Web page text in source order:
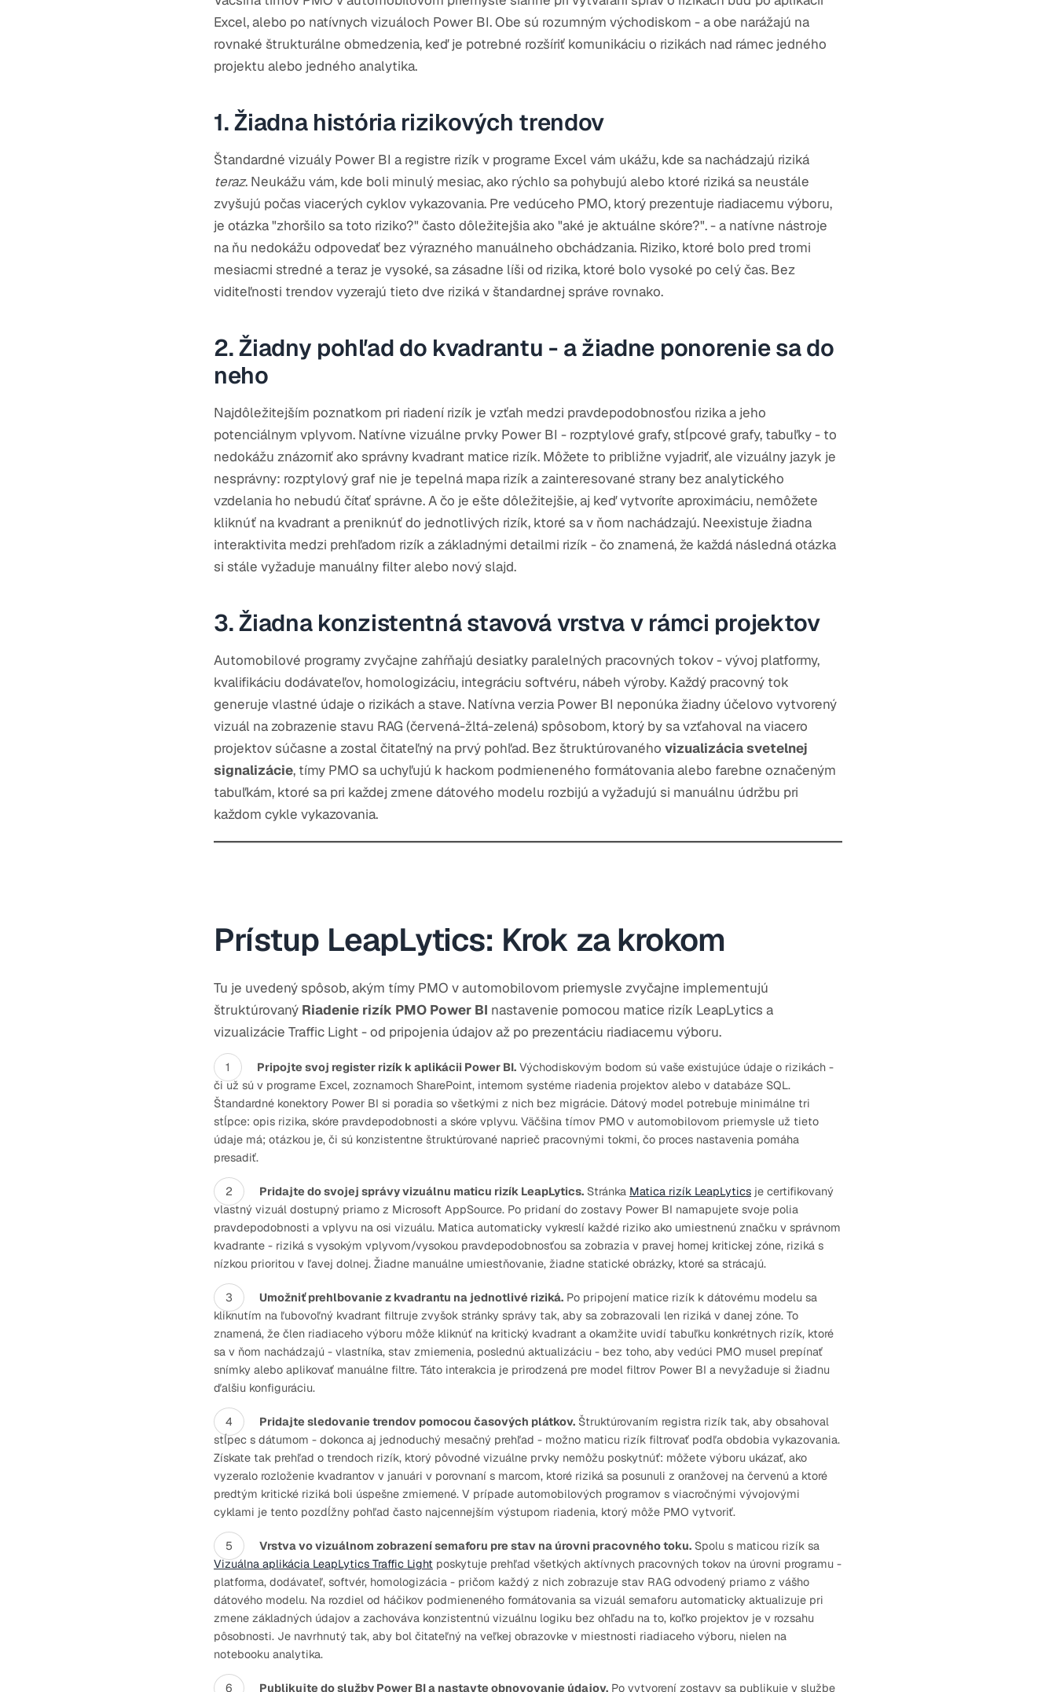
Excel, alebo po natívnych vizuáloch Power BI. Obe sú rozumným východiskom - a obe narážajú na
rovnaké štrukturálne obmedzenia, keď je potrebné rozšíriť komunikáciu o rizikách nad rámec jedného
projektu alebo jedného analytika.
1. Žiadna história rizikových trendov
Štandardné vizuály Power BI a registre rizík v programe Excel vám ukážu, kde sa nachádzajú riziká
teraz. Neukážu vám, kde boli minulý mesiac, ako rýchlo sa pohybujú alebo ktoré riziká sa neustále
zvyšujú počas viacerých cyklov vykazovania. Pre vedúceho PMO, ktorý prezentuje riadiacemu výboru,
je otázka "zhoršilo sa toto riziko?" často dôležitejšia ako "aké je aktuálne skóre?". - a natívne nástroje
na ňu nedokážu odpovedať bez výrazného manuálneho obchádzania. Riziko, ktoré bolo pred tromi
mesiacmi stredné a teraz je vysoké, sa zásadne líši od rizika, ktoré bolo vysoké po celý čas. Bez
viditeľnosti trendov vyzerajú tieto dve riziká v štandardnej správe rovnako.
2. Žiadny pohľad do kvadrantu - a žiadne ponorenie sa do
neho
Najdôležitejším poznatkom pri riadení rizík je vzťah medzi pravdepodobnosťou rizika a jeho
potenciálnym vplyvom. Natívne vizuálne prvky Power BI - rozptylové grafy, stĺpcové grafy, tabuľky - to
nedokážu znázorniť ako správny kvadrant matice rizík. Môžete to približne vyjadriť, ale vizuálny jazyk je
nesprávny: rozptylový graf nie je tepelná mapa rizík a zainteresované strany bez analytického
vzdelania ho nebudú čítať správne. A čo je ešte dôležitejšie, aj keď vytvoríte aproximáciu, nemôžete
kliknúť na kvadrant a preniknúť do jednotlivých rizík, ktoré sa v ňom nachádzajú. Neexistuje žiadna
interaktivita medzi prehľadom rizík a základnými detailmi rizík - čo znamená, že každá následná otázka
si stále vyžaduje manuálny filter alebo nový slajd.
3. Žiadna konzistentná stavová vrstva v rámci projektov
Automobilové programy zvyčajne zahŕňajú desiatky paralelných pracovných tokov - vývoj platformy,
kvalifikáciu dodávateľov, homologizáciu, integráciu softvéru, nábeh výroby. Každý pracovný tok
generuje vlastné údaje o rizikách a stave. Natívna verzia Power BI neponúka žiadny účelovo vytvorený
vizuál na zobrazenie stavu RAG (červená-žltá-zelená) spôsobom, ktorý by sa vzťahoval na viacero
projektov súčasne a zostal čitateľný na prvý pohľad. Bez štruktúrovaného vizualizácia svetelnej
signalizácie, tímy PMO sa uchyľujú k hackom podmieneného formátovania alebo farebne označeným
tabuľkám, ktoré sa pri každej zmene dátového modelu rozbijú a vyžadujú si manuálnu údržbu pri
každom cykle vykazovania.
Prístup LeapLytics: Krok za krokom
Tu je uvedený spôsob, akým tímy PMO v automobilovom priemysle zvyčajne implementujú
štruktúrovaný Riadenie rizík PMO Power BI nastavenie pomocou matice rizík LeapLytics a
vizualizácie Traffic Light - od pripojenia údajov až po prezentáciu riadiacemu výboru.
Pripojte svoj register rizík k aplikácii Power BI. Východiskovým bodom sú vaše existujúce údaje o rizikách -
či už sú v programe Excel, zoznamoch SharePoint, internom systéme riadenia projektov alebo v databáze SQL.
Štandardné konektory Power BI si poradia so všetkými z nich bez migrácie. Dátový model potrebuje minimálne tri
stĺpce: opis rizika, skóre pravdepodobnosti a skóre vplyvu. Väčšina tímov PMO v automobilovom priemysle už tieto
údaje má; otázkou je, či sú konzistentne štruktúrované naprieč pracovnými tokmi, čo proces nastavenia pomáha
presadiť.
Pridajte do svojej správy vizuálnu maticu rizík LeapLytics. Stránka Matica rizík LeapLytics je certifikovaný
vlastný vizuál dostupný priamo z Microsoft AppSource. Po pridaní do zostavy Power BI namapujete svoje polia
pravdepodobnosti a vplyvu na osi vizuálu. Matica automaticky vykreslí každé riziko ako umiestnenú značku v správnom
kvadrante - riziká s vysokým vplyvom/vysokou pravdepodobnosťou sa zobrazia v pravej hornej kritickej zóne, riziká s
nízkou prioritou v ľavej dolnej. Žiadne manuálne umiestňovanie, žiadne statické obrázky, ktoré sa strácajú.
Umožniť prehlbovanie z kvadrantu na jednotlivé riziká. Po pripojení matice rizík k dátovému modelu sa
kliknutím na ľubovoľný kvadrant filtruje zvyšok stránky správy tak, aby sa zobrazovali len riziká v danej zóne. To
znamená, že člen riadiaceho výboru môže kliknúť na kritický kvadrant a okamžite uvidí tabuľku konkrétnych rizík, ktoré
sa v ňom nachádzajú - vlastníka, stav zmiernenia, poslednú aktualizáciu - bez toho, aby vedúci PMO musel prepínať
snímky alebo aplikovať manuálne filtre. Táto interakcia je prirodzená pre model filtrov Power BI a nevyžaduje si žiadnu
ďalšiu konfiguráciu.
Pridajte sledovanie trendov pomocou časových plátkov. Štruktúrovaním registra rizík tak, aby obsahoval
stĺpec s dátumom - dokonca aj jednoduchý mesačný prehľad - možno maticu rizík filtrovať podľa obdobia vykazovania.
Získate tak prehľad o trendoch rizík, ktorý pôvodné vizuálne prvky nemôžu poskytnúť: môžete výboru ukázať, ako
vyzeralo rozloženie kvadrantov v januári v porovnaní s marcom, ktoré riziká sa posunuli z oranžovej na červenú a ktoré
predtým kritické riziká boli úspešne zmiernené. V prípade automobilových programov s viacročnými vývojovými
cyklami je tento pozdĺžny pohľad často najcennejším výstupom riadenia, ktorý môže PMO vytvoriť.
Vrstva vo vizuálnom zobrazení semaforu pre stav na úrovni pracovného toku. Spolu s maticou rizík sa
Vizuálna aplikácia LeapLytics Traffic Light poskytuje prehľad všetkých aktívnych pracovných tokov na úrovni programu -
platforma, dodávateľ, softvér, homologizácia - pričom každý z nich zobrazuje stav RAG odvodený priamo z vášho
dátového modelu. Na rozdiel od háčikov podmieneného formátovania sa vizuál semaforu automaticky aktualizuje pri
zmene základných údajov a zachováva konzistentnú vizuálnu logiku bez ohľadu na to, koľko projektov je v rozsahu
pôsobnosti. Je navrhnutý tak, aby bol čitateľný na veľkej obrazovke v miestnosti riadiaceho výboru, nielen na
notebooku analytika.
Publikujte do služby Power BI a nastavte obnovovanie údajov. Po vytvorení zostavy sa publikuje v službe